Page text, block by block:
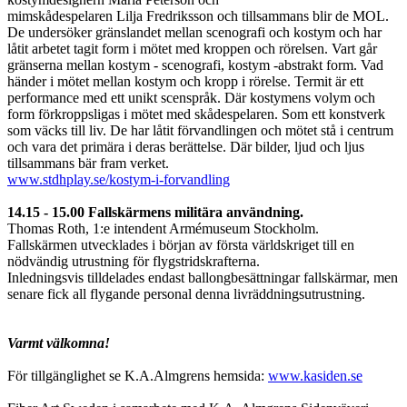
mimskådespelaren Lilja Fredriksson och tillsammans blir de MOL.
De undersöker gränslandet mellan scenografi och kostym och har
låtit arbetet tagit form i mötet med kroppen och rörelsen. Vart går
gränserna mellan kostym - scenografi, kostym -abstrakt form. Vad
händer i mötet mellan kostym och kropp i rörelse. Termit är ett
performance med ett unikt scenspråk. Där kostymens volym och
form förkroppsligas i mötet med skådespelaren. Som ett konstverk
som väcks till liv. De har låtit förvandlingen och mötet stå i centrum
och vara det primära i deras berättelse. Där bilder, ljud och ljus
tillsammans bär fram verket.
www.stdhplay.se/kostym-i-forvandling
14.15 - 15.00 Fallskärmens militära användning.
Thomas Roth, 1:e intendent Armémuseum Stockholm.
Fallskärmen utvecklades i början av första världskriget till en
nödvändig utrustning för flygstridskrafterna.
Inledningsvis tilldelades endast ballongbesättningar fallskärmar, men
senare fick all flygande personal denna livräddningsutrustning.
Varmt välkomna!
För tillgänglighet se K.A.Almgrens hemsida: www.kasiden.se